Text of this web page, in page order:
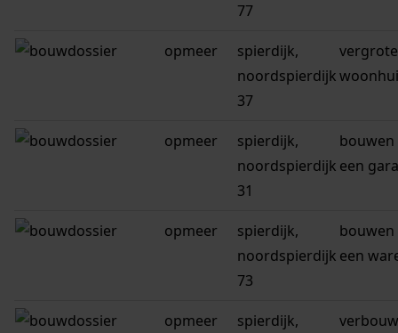
77
opmeer
spierdijk,
noordspierdijk
37
opmeer
spierdijk,
noordspierdijk
31
bouwen
een
opmeer
spierdijk,
noordspierdijk
73
bouwen
een
opmeer
spierdijk,